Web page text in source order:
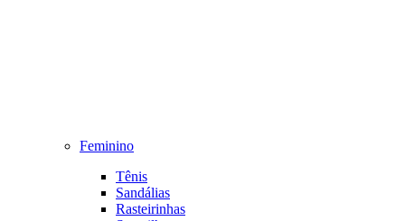
Feminino
Tênis
Sandálias
Rasteirinhas